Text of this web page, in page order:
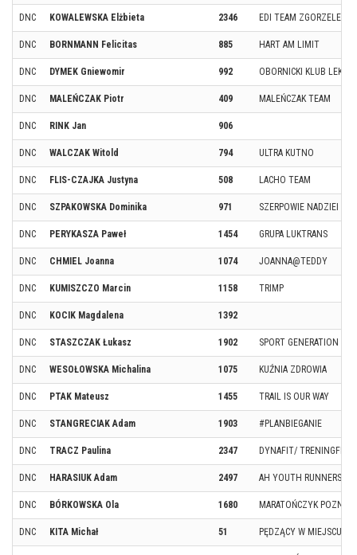
DNC KOWALEWSKA Elżbieta 2346 EDI TEAM ZGORZELEC
DNC BORNMANN Felicitas 885 HART AM LIMIT
DNC DYMEK Gniewomir 992 OBORNICKI KLUB
DNC MALEŃCZAK Piotr 409 MALEŃCZAK TEAM
DNC RINK Jan 906
DNC WALCZAK Witold 794 ULTRA KUTNO
DNC FLIS-CZAJKA Justyna 508 LACHO TEAM
DNC SZPAKOWSKA Dominika 971 SZERPOWIE NADZIEI
DNC PERYKASZA Paweł 1454 GRUPA LUKTRANS
DNC CHMIEL Joanna 1074 JOANNA@TEDDY
DNC KUMISZCZO Marcin 1158 TRIMP
DNC KOCIK Magdalena 1392
DNC STASZCZAK Łukasz 1902 SPORT GENERATION
DNC WESOŁOWSKA Michalina 1075 KUŹNIA ZDROWIA
DNC PTAK Mateusz 1455 TRAIL IS OUR WAY
DNC STANGRECIAK Adam 1903 #PLANBIEGANIE
DNC TRACZ Paulina 2347 DYNAFIT/
DNC HARASIUK Adam 2497 AH YOUTH RUNNERS
DNC BÓRKOWSKA Ola 1680 MARATOŃCZYK POZNAŃ
DNC KITA Michał 51 PĘDZĄCY W MIEJSCU